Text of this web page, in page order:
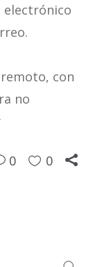
electrónico
con
no
0 0